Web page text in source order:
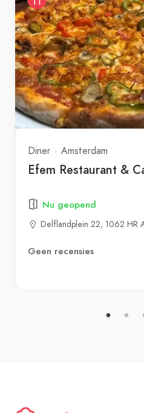
Diner Amsterdam
Efem Restaurant &
Nu geopend
Delflandplein 22, 1062 HR
Geen recensies